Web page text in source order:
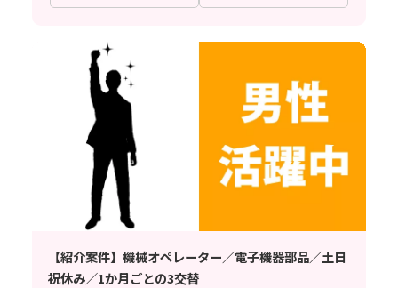
【紹介案件】機械オペレーター／電子機器部品／土日
祝休み／1か月ごとの3交替